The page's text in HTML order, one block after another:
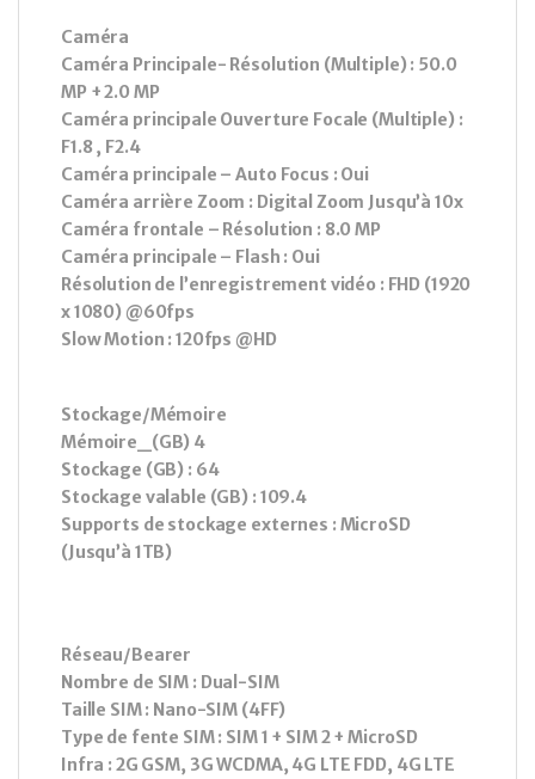
Caméra
Caméra Principale- Résolution (Multiple) : 50.0
MP + 2.0 MP
Caméra principale Ouverture Focale (Multiple) :
F1.8 , F2.4
Caméra principale – Auto Focus : Oui
Caméra arrière Zoom : Digital Zoom Jusqu’à 10x
Caméra frontale – Résolution : 8.0 MP
Caméra principale – Flash : Oui
Résolution de l’enregistrement vidéo : FHD (1920
x 1080) @60fps
Slow Motion : 120fps @HD
Stockage/Mémoire
Mémoire_(GB) 4
Stockage (GB) : 64
Stockage valable (GB) : 109.4
Supports de stockage externes : MicroSD
(Jusqu’à 1TB)
Réseau/Bearer
Nombre de SIM : Dual-SIM
Taille SIM : Nano-SIM (4FF)
Type de fente SIM : SIM 1 + SIM 2 + MicroSD
Infra : 2G GSM, 3G WCDMA, 4G LTE FDD, 4G LTE